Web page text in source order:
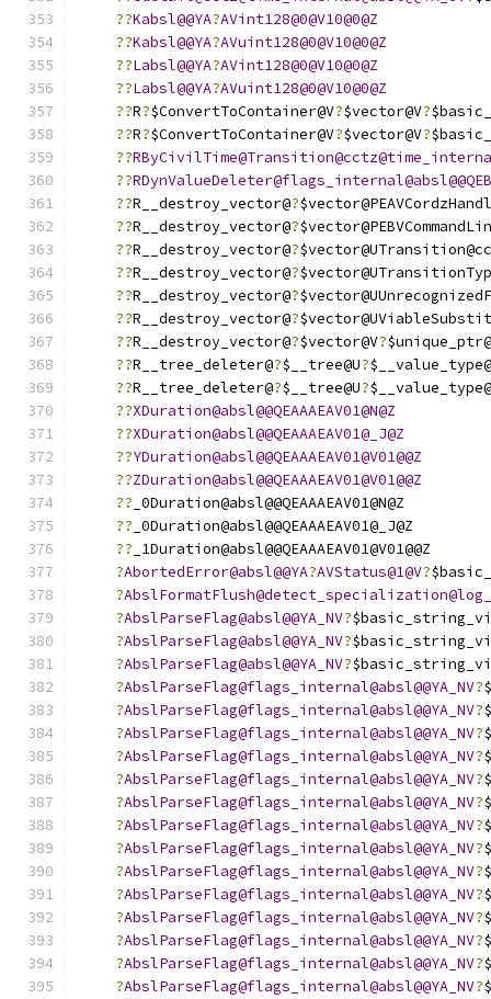
??Kabsl@@YA?AVint128@0@V10@0@Z
??Kabsl@@YA?AVuint128@0@V10@0@Z
??Labsl@@YA?AVint128@0@V10@0@Z
??Labsl@@YA?AVuint128@0@V10@0@Z
??R?$ConvertToContainer@V?$vector@V?
??R?$ConvertToContainer@V?$vector@V?
??
??
??R__destroy_vector@?
??R__destroy_vector@?
??R__destroy_vector@?
??R__destroy_vector@?
??R__destroy_vector@?
??R__destroy_vector@?
??R__destroy_vector@?$vector@V?
??R__tree_deleter@?$__tree@U?
??R__tree_deleter@?$__tree@U?
??XDuration@absl@@QEAAAEAV01@N@Z
??XDuration@absl@@QEAAAEAV01@_J@Z
??YDuration@absl@@QEAAAEAV01@V01@@Z
??ZDuration@absl@@QEAAAEAV01@V01@@Z
?? _0Duration@absl@@QEAAAEAV01@N@Z
?? _0Duration@absl@@QEAAAEAV01@_J@Z
?? _1Duration@absl@@QEAAAEAV01@V01@@Z
?AbortedError@absl@@YA?AVStatus@1@V?
?
?AbslParseFlag@absl@@YA_NV?
?AbslParseFlag@absl@@YA_NV?
?AbslParseFlag@absl@@YA_NV?
?AbslParseFlag@flags_internal@absl@@YA_NV?
?AbslParseFlag@flags_internal@absl@@YA_NV?
?AbslParseFlag@flags_internal@absl@@YA_NV?
?AbslParseFlag@flags_internal@absl@@YA_NV?
?AbslParseFlag@flags_internal@absl@@YA_NV?
?AbslParseFlag@flags_internal@absl@@YA_NV?
?AbslParseFlag@flags_internal@absl@@YA_NV?
?AbslParseFlag@flags_internal@absl@@YA_NV?
?AbslParseFlag@flags_internal@absl@@YA_NV?
?AbslParseFlag@flags_internal@absl@@YA_NV?
?AbslParseFlag@flags_internal@absl@@YA_NV?
?AbslParseFlag@flags_internal@absl@@YA_NV?
?AbslParseFlag@flags_internal@absl@@YA_NV?
?AbslParseFlag@flags_internal@absl@@YA_NV?